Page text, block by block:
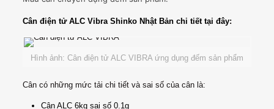
Cân điện tử ALC Vibra Shinko Nhật Bản chi tiết tại đây:
Hình ảnh: Cân điện tử ALC VIBRA ứng dụng đếm sản phẩm
Cân có những mức tải chi tiết và sai số của cân là:
Cân ALC 6kg sai số 0.1g